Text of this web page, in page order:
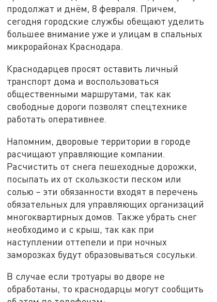
продолжат и днём, 8 февраля. Причем,
сегодня городские службы обещают уделить
большее внимание уже и улицам в спальных
микрорайонах Краснодара.
Краснодарцев просят оставить личный
транспорт дома и воспользоваться
общественными маршрутами, так как
свободные дороги позволят спецтехнике
работать оперативнее.
Напомним, дворовые территории в городе
расчищают управляющие компании.
Расчистить от снега пешеходные дорожки,
посыпать их от скользкости песком или
солью – эти обязанности входят в перечень
обязательных для управляющих организаций
многоквартирных домов. Также убрать снег
необходимо и с крыш, так как при
наступлении оттепели и при ночных
заморозках будут образовываться сосульки.
В случае если тротуары во дворе не
обработаны, то краснодарцы могут сообщить